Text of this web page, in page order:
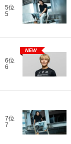
5位
5
6位
6
NEW
7位
7